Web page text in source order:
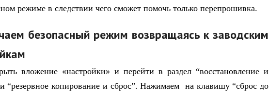
режиме в следствии чего сможет помочь только перепрошивка.
безопасный режим возвращаясь к заводским
вложение «настройки» и перейти в раздел “восстановление и
“резервное копирование и сброс”. Нажимаем на клавишу “сброс до